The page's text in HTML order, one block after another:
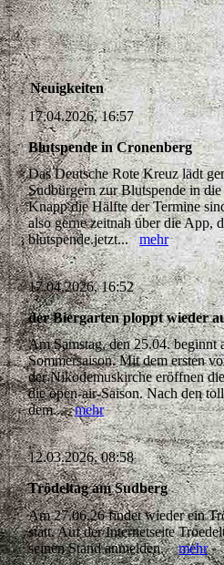
Neuigkeiten
17.04.2026, 16:57
Blutspende in Cronenberg
Das Deutsche Rote Kreuz lädt
Sudbürgern zur Blutspende in
Knapp die Hälfte der Termine
also gerne zeitnah über die App,
blutspende.jetzt...mehr
17.04.2026, 16:52
der Biergarten ploppt wieder
Am Samstag, den 25.04. beginnt
Sommersaison. Mit dem ersten
der Nikodemuskirche eröffnen
die open-air-Saison. Nach den
dem...mehr
12.03.2026, 08:58
Trödeltag am Sudberg
Am 27.06.26 findet wieder ein
statt. Auf der Internetseite
seinen Stand anmelden.mehr